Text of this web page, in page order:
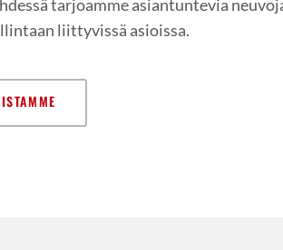
tarjoamme asiantuntevia
liittyvissä asioissa.